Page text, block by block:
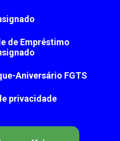
de Empréstimo
Aniversário FGTS
privacidade